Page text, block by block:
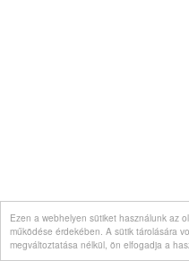
Ezen a webhelyen sütiket használunk az
működése érdekében. A sütik tárolására
megváltoztatása nélkül, ön elfogadja a